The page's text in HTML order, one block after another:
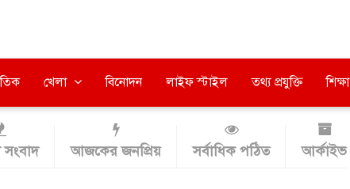
খেলা বিনোদন লাইফ স্টাইল তথ্য প্রযুক্তি শিক্ষা
সংবাদ আজকের জনপ্রিয় সর্বাধিক পঠিত আর্কাইভ